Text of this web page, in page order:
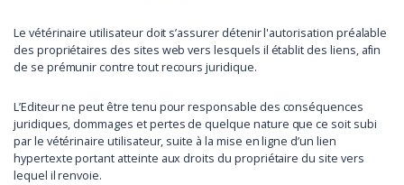
Le vétérinaire utilisateur doit s’assurer détenir l'autorisation préalable
des propriétaires des sites web vers lesquels il établit des liens, afin
de se prémunir contre tout recours juridique.
L’Editeur ne peut être tenu pour responsable des conséquences
juridiques, dommages et pertes de quelque nature que ce soit subi
par le vétérinaire utilisateur, suite à la mise en ligne d’un lien
hypertexte portant atteinte aux droits du propriétaire du site vers
lequel il renvoie.